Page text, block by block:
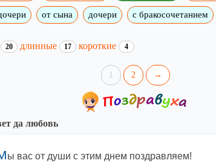
от сына дочери с бракосочетанием
20 длинные 17 короткие 4
1 2 →
да любовь
ы вас от души с этим днем поздравляем!